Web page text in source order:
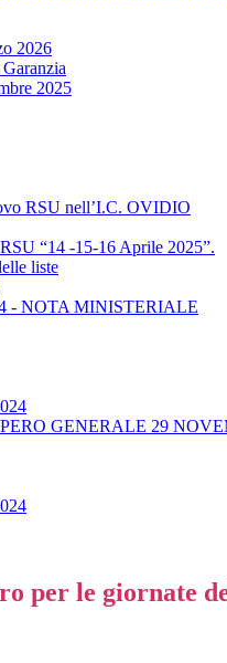
2026
2025
RSU nell’I.C. OVIDIO
“14 -15-16 Aprile 2025”.
liste
- NOTA MINISTERIALE
GENERALE 29
per le giornate